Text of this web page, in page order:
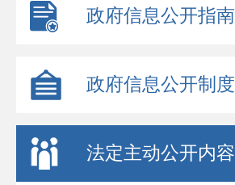
政府信息公开指南
政府信息公开制度
法定主动公开内容